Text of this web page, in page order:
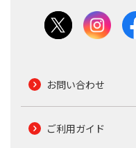
お問い合わせ
ご利用ガイド